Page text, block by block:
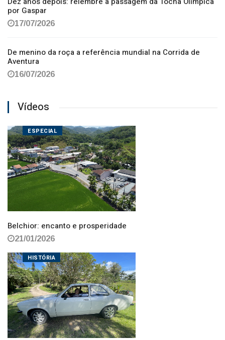
por Gaspar
17/07/2026
De menino da roça a referência mundial na Corrida de
Aventura
16/07/2026
Vídeos
ESPECIAL
Belchior: encanto e prosperidade
21/01/2026
HISTÓRIA